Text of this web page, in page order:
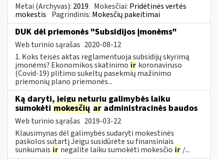
Metai (Archyvas): 2019 Mokesčiai: Pridėtinės vertės
mokestis Pagrindinis: Mokesčių pakeitimai
DUK dėl priemonės "Subsidijos įmonėms"
Web turinio sąrašas 2020-08-12
1. Koks teisės aktas reglamentuoja subsidijų skyrimą
įmonėms? Ekonomikos skatinimo ir koronaviruso
(Covid-19) plitimo sukeltų pasekmių mažinimo
priemonių plano priemonės...
Ką daryti, jeigu neturiu galimybės laiku
sumokėti mokesčių ar administracinės baudos
Web turinio sąrašas 2019-03-22
Klausimynas dėl galimybės sudaryti mokestinės
paskolos sutartį Jeigu susidūrėte su finansiniais
sunkumais ir negalite laiku sumokėti mokesčio ir /...